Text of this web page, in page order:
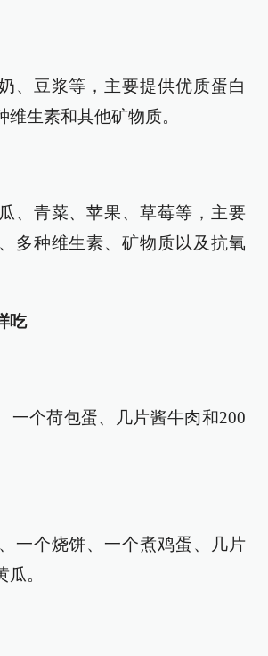
、豆浆等，主要提供优质蛋白
维生素和其他矿物质。
、青菜、苹果、草莓等，主要
多种维生素、矿物质以及抗氧
吃
一个荷包蛋、几片酱牛肉和200
一个烧饼、一个煮鸡蛋、几片
。